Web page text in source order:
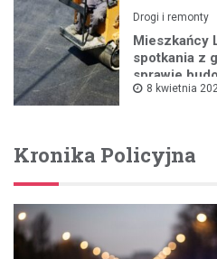
Drogi i remonty
Mieszkańcy
spotkania z
sprawie
8 kwietnia
Kronika Policyjna